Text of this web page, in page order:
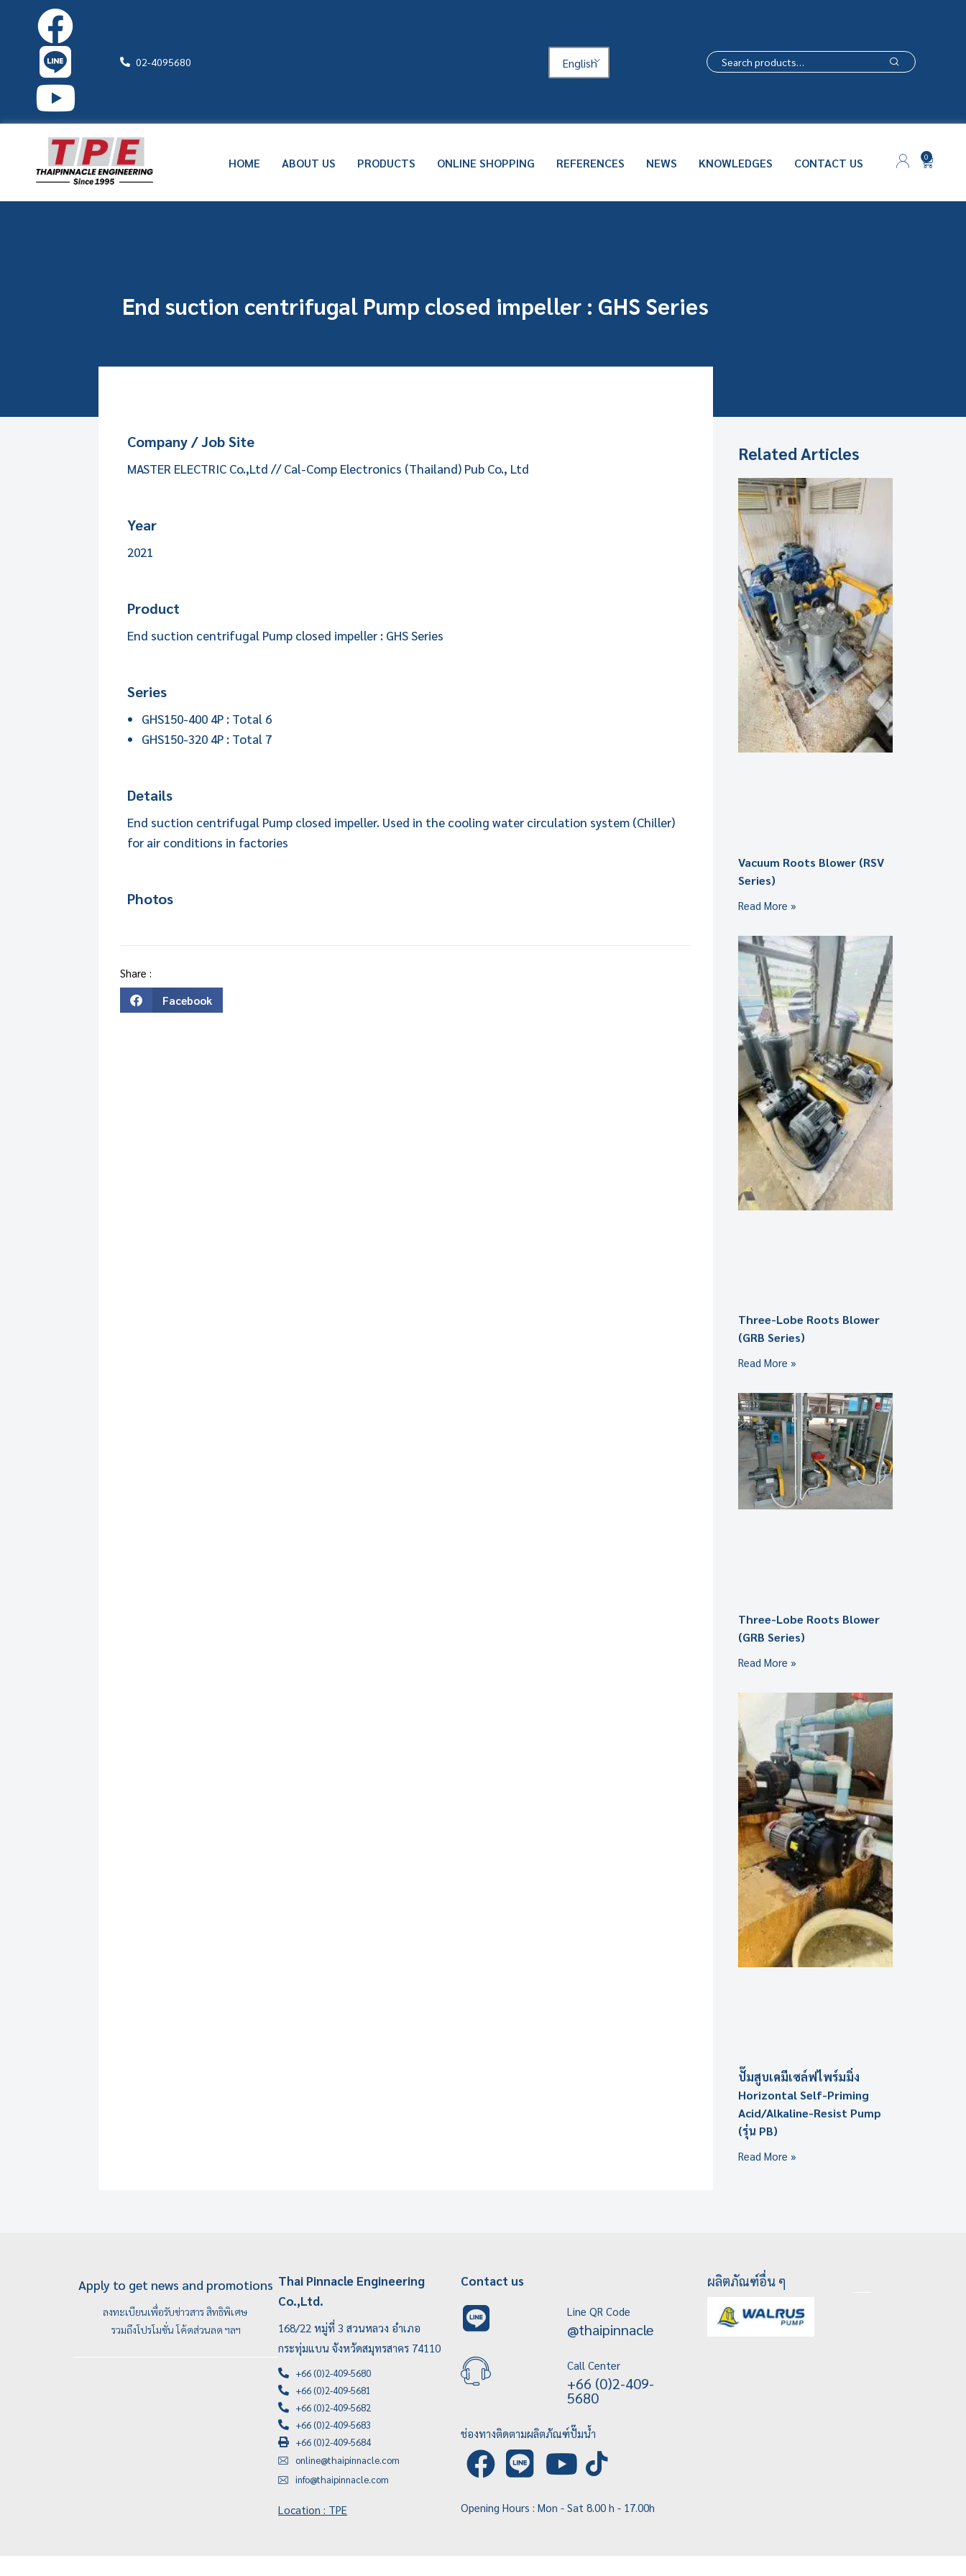
02-4095680 English
0
HOME ABOUT US PRODUCTS ONLINE SHOPPING REFERENCES NEWS KNOWLEDGES CONTACT US
End suction centrifugal Pump closed impeller : GHS Series
Company / Job Site
MASTER ELECTRIC Co.,Ltd // Cal-Comp Electronics (Thailand) Pub Co., Ltd
Year
2021
Product
End suction centrifugal Pump closed impeller : GHS Series
Series
GHS150-400 4P : Total 6
GHS150-320 4P : Total 7
Details
End suction centrifugal Pump closed impeller. Used in the cooling water circulation system (Chiller)
for air conditions in factories
Photos
Share :
Facebook
Related Articles
Vacuum Roots Blower (RSV
Series)
Read More »
Three-Lobe Roots Blower
(GRB Series)
Read More »
Three-Lobe Roots Blower
(GRB Series)
Read More »
ปั๊มสูบเคมีเซล์ฟไพร์มมิ่ง
Horizontal Self-Priming
Acid/Alkaline-Resist Pump
(รุ่น PB)
Read More »
Apply to get news and promotions
ลงทะเบียนเพื่อรับข่าวสาร สิทธิพิเศษ
รวมถึงโปรโมชั่น โค้ดส่วนลด ฯลฯ
Thai Pinnacle Engineering
Co.,Ltd.
168/22 หมู่ที่ 3 สวนหลวง อำเภอ
กระทุ่มแบน จังหวัดสมุทรสาคร 74110
+66 (0)2-409-5680
+66 (0)2-409-5681
+66 (0)2-409-5682
+66 (0)2-409-5683
+66 (0)2-409-5684
online@thaipinnacle.com
info@thaipinnacle.com
Location : TPE
Contact us
Line QR Code
@thaipinnacle
Call Center
+66 (0)2-409-
5680
ช่องทางติดตามผลิตภัณฑ์ปั๊มน้ำ
Opening Hours : Mon - Sat 8.00 h - 17.00h
ผลิตภัณฑ์อื่น ๆ